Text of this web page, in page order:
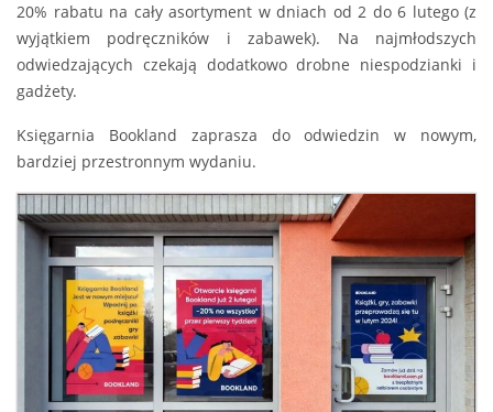
20% rabatu na cały asortyment w dniach od 2 do 6 lutego (z
wyjątkiem podręczników i zabawek). Na najmłodszych
odwiedzających czekają dodatkowo drobne niespodzianki i
gadżety.
Księgarnia Bookland zaprasza do odwiedzin w nowym,
bardziej przestronnym wydaniu.